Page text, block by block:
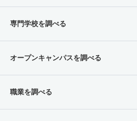
専門学校を調べる
オープンキャンパスを調べる
職業を調べる